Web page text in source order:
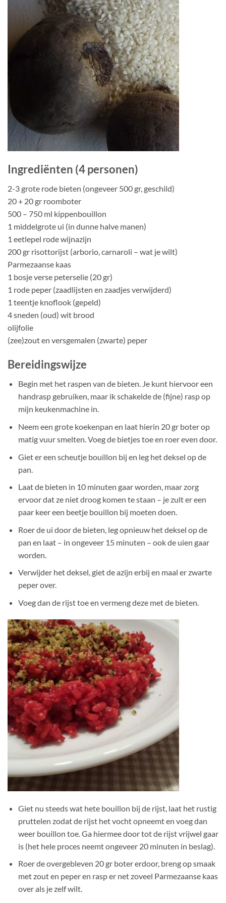
Ingrediënten (4 personen)
2-3 grote rode bieten (ongeveer 500 gr, geschild)
20 + 20 gr roomboter
500 – 750 ml kippenbouillon
1 middelgrote ui (in dunne halve manen)
1 eetlepel rode wijnazijn
200 gr risottorijst (arborio, carnaroli – wat je wilt)
Parmezaanse kaas
1 bosje verse peterselie (20 gr)
1 rode peper (zaadlijsten en zaadjes verwijderd)
1 teentje knoflook (gepeld)
4 sneden (oud) wit brood
olijfolie
(zee)zout en versgemalen (zwarte) peper
Bereidingswijze
Begin met het raspen van de bieten. Je kunt hiervoor een
handrasp gebruiken, maar ik schakelde de (fijne) rasp op
mijn keukenmachine in.
Neem een grote koekenpan en laat hierin 20 gr boter op
matig vuur smelten. Voeg de bietjes toe en roer even door.
Giet er een scheutje bouillon bij en leg het deksel op de
pan.
Laat de bieten in 10 minuten gaar worden, maar zorg
ervoor dat ze niet droog komen te staan – je zult er een
paar keer een beetje bouillon bij moeten doen.
Roer de ui door de bieten, leg opnieuw het deksel op de
pan en laat – in ongeveer 15 minuten – ook de uien gaar
worden.
Verwijder het deksel, giet de azijn erbij en maal er zwarte
peper over.
Voeg dan de rijst toe en vermeng deze met de bieten.
Giet nu steeds wat hete bouillon bij de rijst, laat het rustig
pruttelen zodat de rijst het vocht opneemt en voeg dan
weer bouillon toe. Ga hiermee door tot de rijst vrijwel gaar
is (het hele proces neemt ongeveer 20 minuten in beslag).
Roer de overgebleven 20 gr boter erdoor, breng op smaak
met zout en peper en rasp er net zoveel Parmezaanse kaas
over als je zelf wilt.